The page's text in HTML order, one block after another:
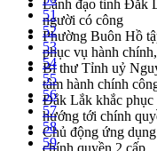
Lãnh đạo tỉnh Đắk
người có công
Phường Buôn Hồ
phục vụ hành
Bí thư Tỉnh uỷ
tâm hành chính
Đắk Lắk khắc phục
hướng tới chính
Chủ động ứng
51
52
53
54
55
56
57
58
59